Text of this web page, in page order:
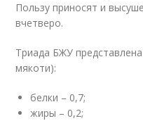
Пользу приносят и
вчетверо.
Триада БЖУ
мякоти):
белки – 0,7;
жиры – 0,2;